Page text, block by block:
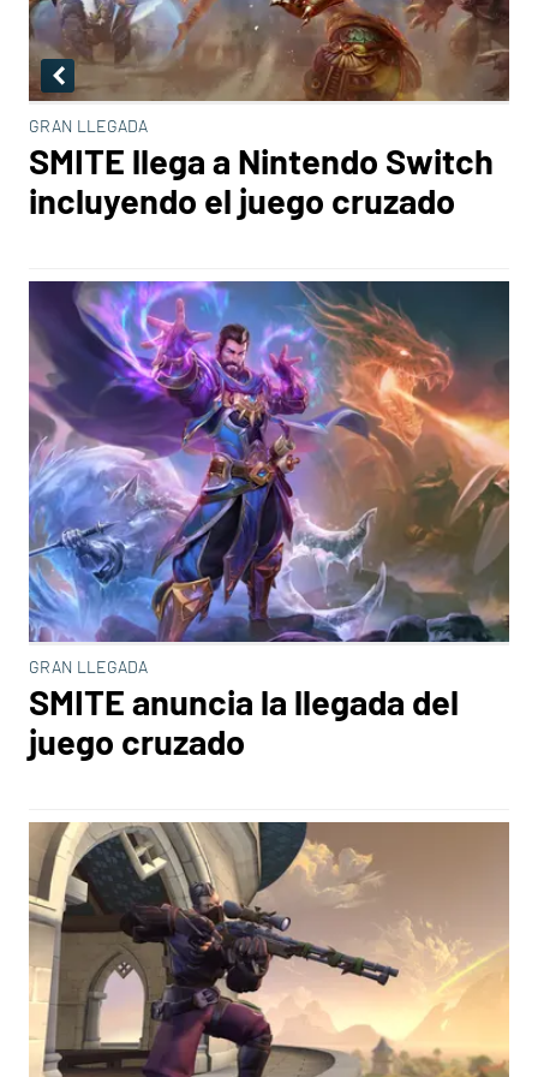
GRAN LLEGADA
SMITE llega a Nintendo Switch
incluyendo el juego cruzado
GRAN LLEGADA
SMITE anuncia la llegada del
juego cruzado